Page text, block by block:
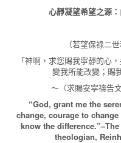
心靜凝望希望之源
（若望保祿二
「神啊，求您賜我寧靜的心
變我所能改變；賜
～〈求賜安寧禱告
“God, grant me the
change, courage to
know the
theologian,